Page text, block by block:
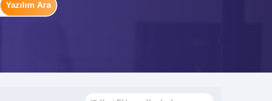
Yazılım Ara